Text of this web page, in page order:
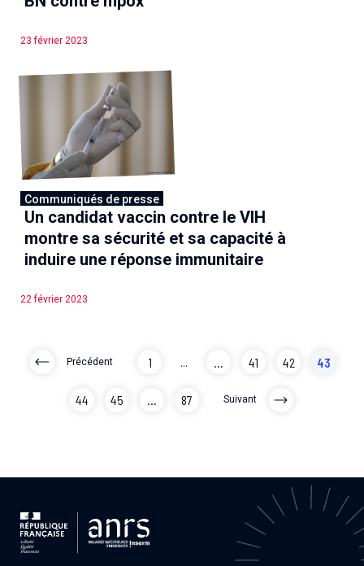
23 février 2023
Communiqués de presse
Un candidat vaccin contre le VIH
montre sa sécurité et sa capacité à
induire une réponse immunitaire
22 février 2023
Précédent 1 ... 41 42 43
44 45 ... 87 Suivant